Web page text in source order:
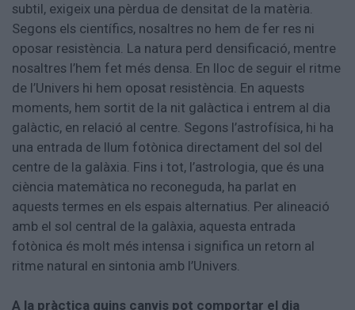
subtil, exigeix una pèrdua de densitat de la matèria.
Segons els científics, nosaltres no hem de fer res ni
oposar resistència. La natura perd densificació, mentre
nosaltres l’hem fet més densa. En lloc de seguir el ritme
de l’Univers hi hem oposat resistència. En aquests
moments, hem sortit de la nit galàctica i entrem al dia
galàctic, en relació al centre. Segons l’astrofísica, hi ha
una entrada de llum fotònica directament del sol del
centre de la galàxia. Fins i tot, l’astrologia, que és una
ciència matemàtica no reconeguda, ha parlat en
aquests termes en els espais alternatius. Per alineació
amb el sol central de la galàxia, aquesta entrada
fotònica és molt més intensa i significa un retorn al
ritme natural en sintonia amb l’Univers.
A la pràctica quins canvis pot comportar el dia